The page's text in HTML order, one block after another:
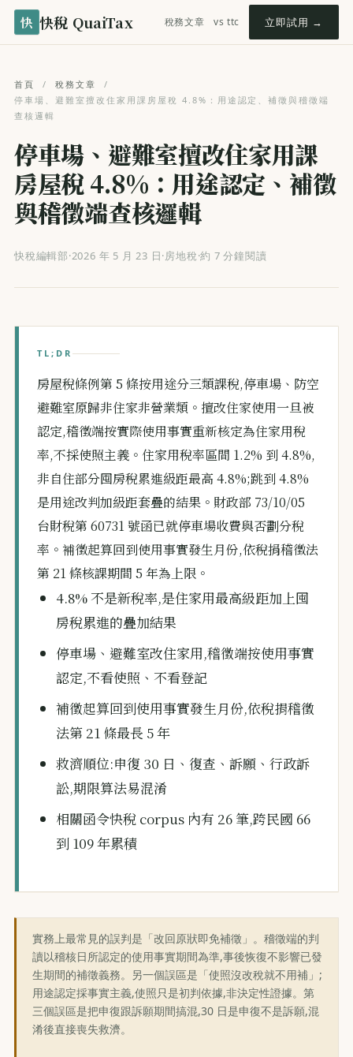
快 快稅 QuaiTax 稅務文章 vs ttc 立即試用 →
首頁 / 稅務文章
/
停車場、避難室擅改住家用課房屋稅 4.8%：用途認定、補徵與稽徵端
查核邏輯
停車場、避難室擅改住家用課
房屋稅 4.8%：用途認定、補徵
與稽徵端查核邏輯
快稅編輯部·2026 年 5 月 23 日·房地稅·約 7 分鐘閱讀
TL;DR
房屋稅條例第 5 條按用途分三類課稅,停車場、防空
避難室原歸非住家非營業類。擅改住家使用一旦被
認定,稽徵端按實際使用事實重新核定為住家用稅
率,不採使照主義。住家用稅率區間 1.2% 到 4.8%,
非自住部分囤房稅累進級距最高 4.8%;跳到 4.8%
是用途改判加級距套疊的結果。財政部 73/10/05
台財稅第 60731 號函已就停車場收費與否劃分稅
率。補徵起算回到使用事實發生月份,依稅捐稽徵法
第 21 條核課期間 5 年為上限。
4.8% 不是新稅率,是住家用最高級距加上囤
房稅累進的疊加結果
停車場、避難室改住家用,稽徵端按使用事實
認定,不看使照、不看登記
補徵起算回到使用事實發生月份,依稅捐稽徵
法第 21 條最長 5 年
救濟順位:申復 30 日、復查、訴願、行政訴
訟,期限算法易混淆
相關函令快稅 corpus 內有 26 筆,跨民國 66
到 109 年累積
實務上最常見的誤判是「改回原狀即免補徵」。稽徵端的判
讀以稽核日所認定的使用事實期間為準,事後恢復不影響已發
生期間的補徵義務。另一個誤區是「使照沒改稅就不用補」;
用途認定採事實主義,使照只是初判依據,非決定性證據。第
三個誤區是把申復跟訴願期間搞混,30 日是申復不是訴願,混
淆後直接喪失救濟。